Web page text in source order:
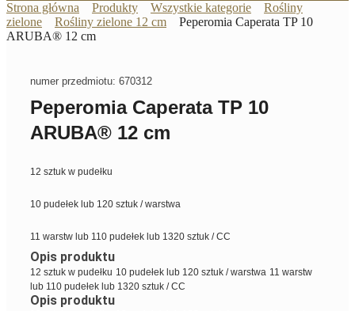
Strona główna Produkty Wszystkie kategorie
Rośliny
zielone
Rośliny zielone 12 cm
Peperomia Caperata TP 10
ARUBA® 12 cm
numer przedmiotu: 670312
Peperomia Caperata TP 10
ARUBA® 12 cm
12 sztuk w pudełku
10 pudełek lub 120 sztuk / warstwa
11 warstw lub 110 pudełek lub 1320 sztuk / CC
Opis produktu
12 sztuk w pudełku 10 pudełek lub 120 sztuk / warstwa 11 warstw
lub 110 pudełek lub 1320 sztuk / CC
Opis produktu